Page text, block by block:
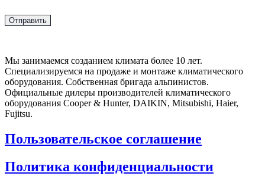
Мы занимаемся созданием климата более 10 лет.
Специализируемся на продаже и монтаже климатического
оборудования. Собственная бригада альпинистов.
Официальные дилеры производителей климатического
оборудования Cooper & Hunter, DAIKIN, Mitsubishi, Haier,
Fujitsu.
Пользовательское соглашение
Политика конфиденциальности